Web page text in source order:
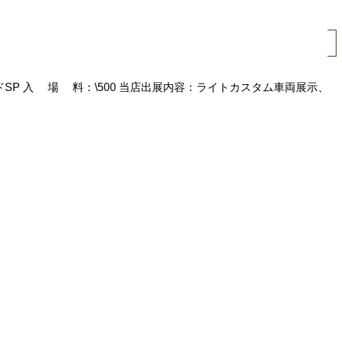
SP 入 場 料：\500 当店出展内容：ライトカスタム車両展示、